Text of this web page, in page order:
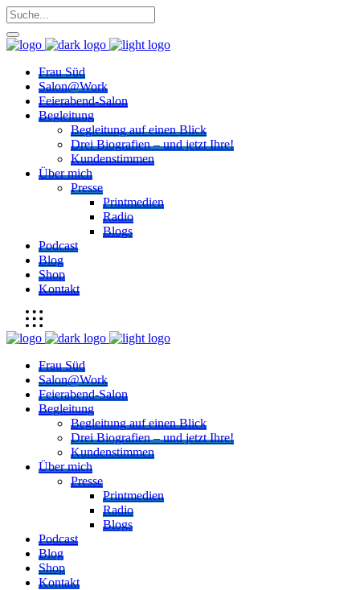
Frau Süd
Salon@Work
Feierabend-Salon
Begleitung
Begleitung auf einen Blick
Drei Biografien – und jetzt Ihre!
Kundenstimmen
Über mich
Presse
Printmedien
Radio
Blogs
Podcast
Blog
Shop
Kontakt
Frau Süd
Salon@Work
Feierabend-Salon
Begleitung
Begleitung auf einen Blick
Drei Biografien – und jetzt Ihre!
Kundenstimmen
Über mich
Presse
Printmedien
Radio
Blogs
Podcast
Blog
Shop
Kontakt